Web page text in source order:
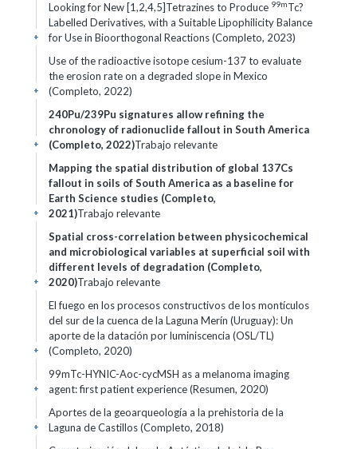
Looking for New [1,2,4,5]Tetrazines to Produce 99mTc?
Labelled Derivatives, with a Suitable Lipophilicity Balance
for Use in Bioorthogonal Reactions (Completo, 2023)
+
Use of the radioactive isotope cesium-137 to evaluate
the erosion rate on a degraded slope in Mexico
(Completo, 2022)
+
240Pu/239Pu signatures allow refining the
chronology of radionuclide fallout in South America
(Completo, 2022)Trabajo relevante
+
Mapping the spatial distribution of global 137Cs
fallout in soils of South America as a baseline for
Earth Science studies (Completo,
2021)Trabajo relevante
+
Spatial cross-correlation between physicochemical
and microbiological variables at superficial soil with
different levels of degradation (Completo,
2020)Trabajo relevante
+
El fuego en los procesos constructivos de los montículos
del sur de la cuenca de la Laguna Merín (Uruguay): Un
aporte de la datación por luminiscencia (OSL/TL)
(Completo, 2020)
+
99mTc-HYNIC-Aoc-cycMSH as a melanoma imaging
agent: first patient experience (Resumen, 2020)
+
Aportes de la geoarqueología a la prehistoria de la
Laguna de Castillos (Completo, 2018)
+